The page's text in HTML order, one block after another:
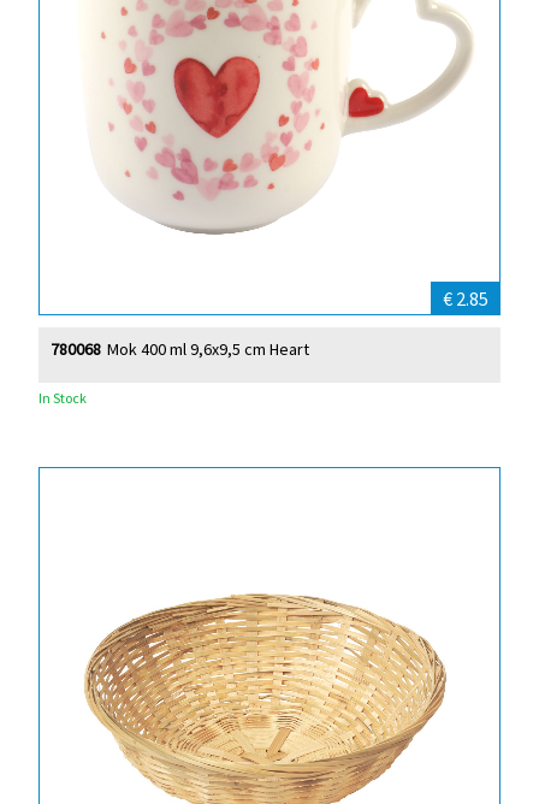
€ 2.85
Mok 400 ml 9,6x9,5 cm Heart
780068
In Stock